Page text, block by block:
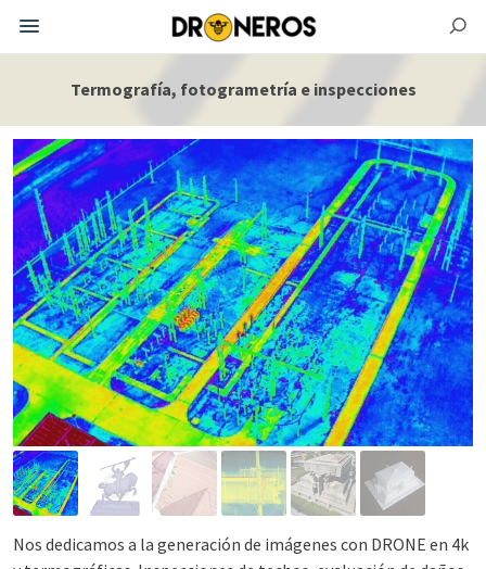
Termografía, fotogrametría e inspecciones
Nos dedicamos a la generación de imágenes con DRONE en 4k